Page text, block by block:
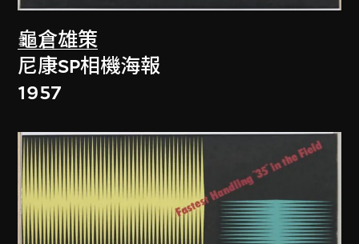
龜倉雄策
尼康SP相機海報
1957